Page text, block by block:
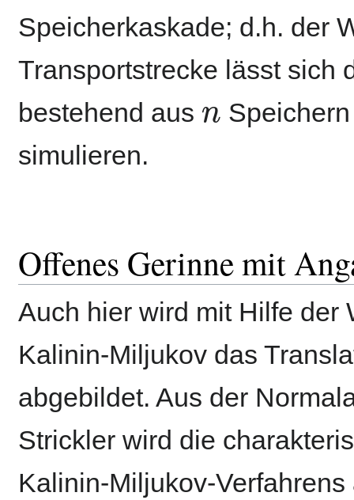
Speicherkaskade; d.h. der
Transportstrecke lässt sich
bestehend aus
simulieren.
Offenes Gerinne mit
Auch hier wird mit Hilfe der
Kalinin-Miljukov das
abgebildet. Aus der
Strickler wird die
Kalinin-Miljukov-